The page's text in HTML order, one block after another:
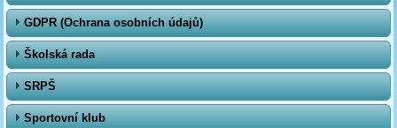
GDPR (Ochrana osobních údajů)
Školská rada
SRPŠ
Sportovní klub